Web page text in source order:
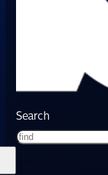
Search